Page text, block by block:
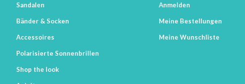
Sandalen
Bänder & Socken
Accessoires
Polarisierte Sonnenbrillen
Shop the look
Anmelden
Meine Bestellungen
Meine Wunschliste